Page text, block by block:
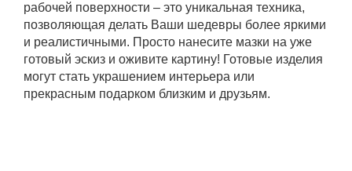
рабочей поверхности – это уникальная техника,
позволяющая делать Ваши шедевры более яркими
и реалистичными. Просто нанесите мазки на уже
готовый эскиз и оживите картину! Готовые изделия
могут стать украшением интерьера или
прекрасным подарком близким и друзьям.